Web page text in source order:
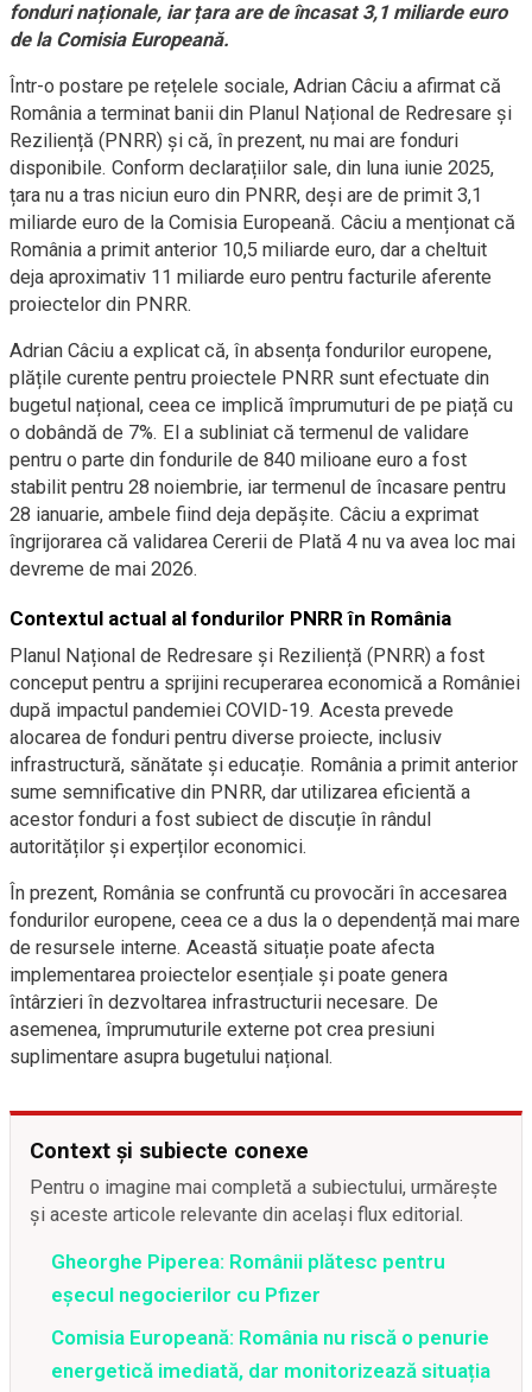
fonduri naționale, iar țara are de încasat 3,1 miliarde euro
de la Comisia Europeană.
Într-o postare pe rețelele sociale, Adrian Câciu a afirmat că
România a terminat banii din Planul Național de Redresare și
Reziliență (PNRR) și că, în prezent, nu mai are fonduri
disponibile. Conform declarațiilor sale, din luna iunie 2025,
țara nu a tras niciun euro din PNRR, deși are de primit 3,1
miliarde euro de la Comisia Europeană. Câciu a menționat că
România a primit anterior 10,5 miliarde euro, dar a cheltuit
deja aproximativ 11 miliarde euro pentru facturile aferente
proiectelor din PNRR.
Adrian Câciu a explicat că, în absența fondurilor europene,
plățile curente pentru proiectele PNRR sunt efectuate din
bugetul național, ceea ce implică împrumuturi de pe piață cu
o dobândă de 7%. El a subliniat că termenul de validare
pentru o parte din fondurile de 840 milioane euro a fost
stabilit pentru 28 noiembrie, iar termenul de încasare pentru
28 ianuarie, ambele fiind deja depășite. Câciu a exprimat
îngrijorarea că validarea Cererii de Plată 4 nu va avea loc mai
devreme de mai 2026.
Contextul actual al fondurilor PNRR în România
Planul Național de Redresare și Reziliență (PNRR) a fost
conceput pentru a sprijini recuperarea economică a României
după impactul pandemiei COVID-19. Acesta prevede
alocarea de fonduri pentru diverse proiecte, inclusiv
infrastructură, sănătate și educație. România a primit anterior
sume semnificative din PNRR, dar utilizarea eficientă a
acestor fonduri a fost subiect de discuție în rândul
autorităților și experților economici.
În prezent, România se confruntă cu provocări în accesarea
fondurilor europene, ceea ce a dus la o dependență mai mare
de resursele interne. Această situație poate afecta
implementarea proiectelor esențiale și poate genera
întârzieri în dezvoltarea infrastructurii necesare. De
asemenea, împrumuturile externe pot crea presiuni
suplimentare asupra bugetului național.
Context și subiecte conexe
Pentru o imagine mai completă a subiectului, urmărește
și aceste articole relevante din același flux editorial.
Gheorghe Piperea: Românii plătesc pentru
eșecul negocierilor cu Pfizer
Comisia Europeană: România nu riscă o penurie
energetică imediată, dar monitorizează situația